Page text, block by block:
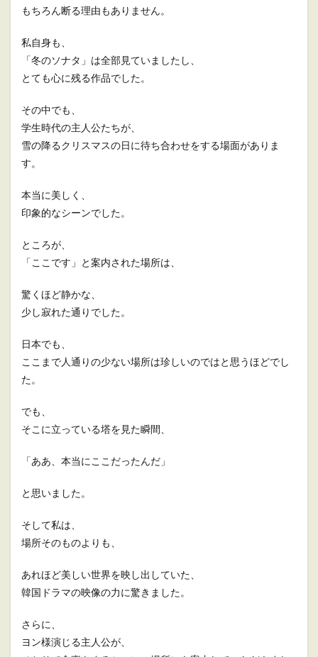
もちろん断る理由もありません。
私自身も、
「冬のソナタ」は全部見ていましたし、
とても心に残る作品でした。
その中でも、
学生時代の主人公たちが、
雪の降るクリスマスの日に待ち合わせをする場面がありま
す。
本当に美しく、
印象的なシーンでした。
ところが、
「ここです」と案内された場所は、
驚くほど静かな、
少し寂れた通りでした。
日本でも、
ここまで人通りの少ない場所は珍しいのではと思うほどでし
た。
でも、
そこに立っている塔を見た瞬間、
「ああ、本当にここだったんだ」
と思いました。
そして私は、
場所そのものよりも、
あれほど美しい世界を映し出していた、
韓国ドラマの映像の力に驚きました。
さらに、
ヨン様演じる主人公が、